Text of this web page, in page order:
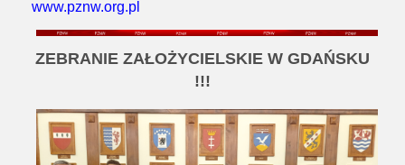
www.pznw.org.pl
ZEBRANIE ZAŁOŻYCIELSKIE W GDAŃSKU
!!!